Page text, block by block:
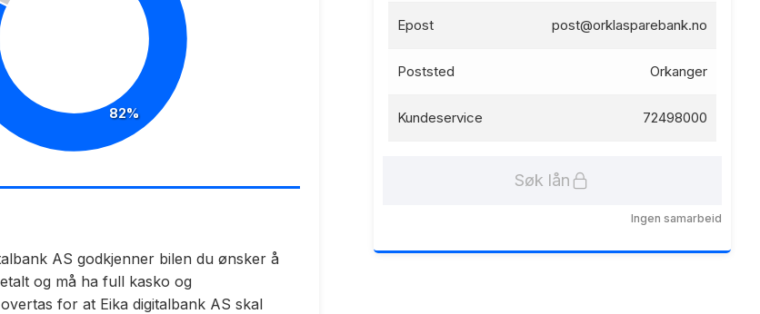
82%
AS godkjenner bilen du ønsker å
og må ha full kasko og
for at Eika digitalbank AS skal
Epost post@orklasparebank.no
Poststed Orkanger
Kundeservice 72498000
Søk lån
Ingen samarbeid